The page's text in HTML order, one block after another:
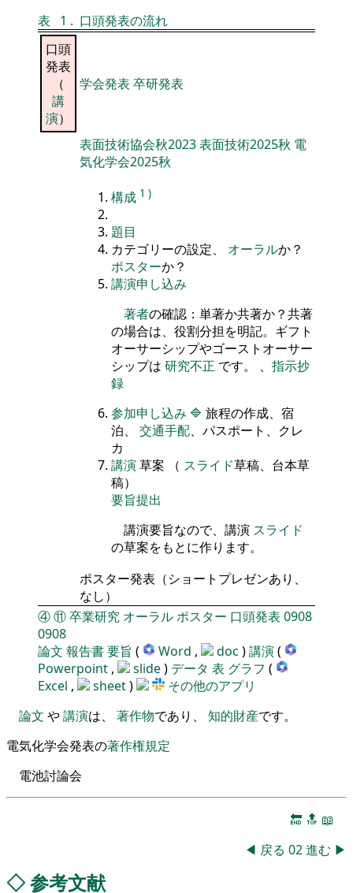
表
1 . 口頭発表の流れ
口頭
発表
（
講
演）
学会発表 卒研発表
表面技術協会秋2023表面技術2025秋 電
気化学会2025秋
構成 1 )
題目
カテゴリーの設定、 オーラルか？
ポスターか？
講演申し込み
著者の確認：単著か共著か？共著
の場合は、役割分担を明記。ギフト
オーサーシップやゴーストオーサー
シップは 研究不正 です。 、 指示抄
録
参加申し込み 🔷 旅程の作成、宿
泊、 交通手配、パスポート、クレ
カ
講演草案 （ スライド草稿、台本草
稿）
要旨提出
講演要旨なので、講演 スライド
の草案をもとに作ります。
ポスター発表（ショートプレゼンあり、
なし）
④⑪卒業研究 オーラルポスター 口頭発表 0908
0908
論文 報告書要旨 ( Word , doc )講演(
Powerpoint , slide) データ 表 グラフ (
Excel , sheet)
その他のアプリ
論文 や講演は、 著作物であり、 知的財産です。
電気化学会発表の著作権規定
電池討論会
🔚 🔝 📖
◀ 戻る 02進む ▶
◇参考文献